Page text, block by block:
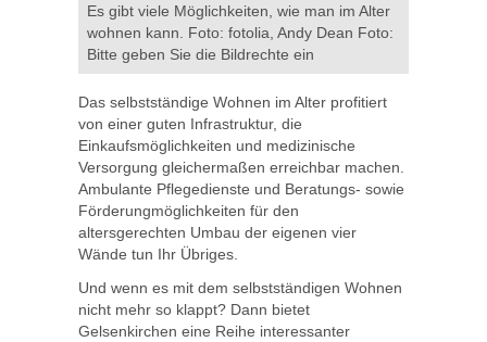
Es gibt viele Möglichkeiten, wie man im Alter
wohnen kann. Foto: fotolia, Andy Dean Foto:
Bitte geben Sie die Bildrechte ein
Das selbstständige Wohnen im Alter profitiert
von einer guten Infrastruktur, die
Einkaufsmöglichkeiten und medizinische
Versorgung gleichermaßen erreichbar machen.
Ambulante Pflegedienste und Beratungs- sowie
Förderungmöglichkeiten für den
altersgerechten Umbau der eigenen vier
Wände tun Ihr Übriges.
Und wenn es mit dem selbstständigen Wohnen
nicht mehr so klappt? Dann bietet
Gelsenkirchen eine Reihe interessanter